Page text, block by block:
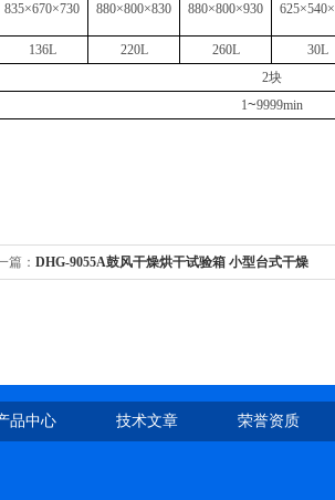
835×670×730 880×800×830 880×800×930
136L 220L 260L 30L
2块
1~9999min
篇： DHG-9055A鼓风干燥烘干试验箱 小型台式干燥
品中心 技术文章 荣誉资质